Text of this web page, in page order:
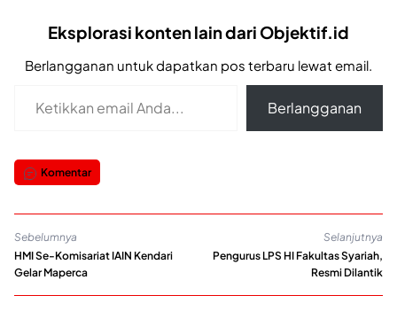
Eksplorasi konten lain dari Objektif.id
Berlangganan untuk dapatkan pos terbaru lewat email.
Berlangganan
Komentar
Sebelumnya
HMI Se-Komisariat IAIN Kendari
Gelar Maperca
Selanjutnya
Pengurus LPS HI Fakultas Syariah,
Resmi Dilantik